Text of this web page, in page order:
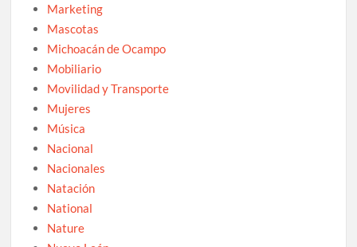
Marketing
Mascotas
Michoacán de Ocampo
Mobiliario
Movilidad y Transporte
Mujeres
Música
Nacional
Nacionales
Natación
National
Nature